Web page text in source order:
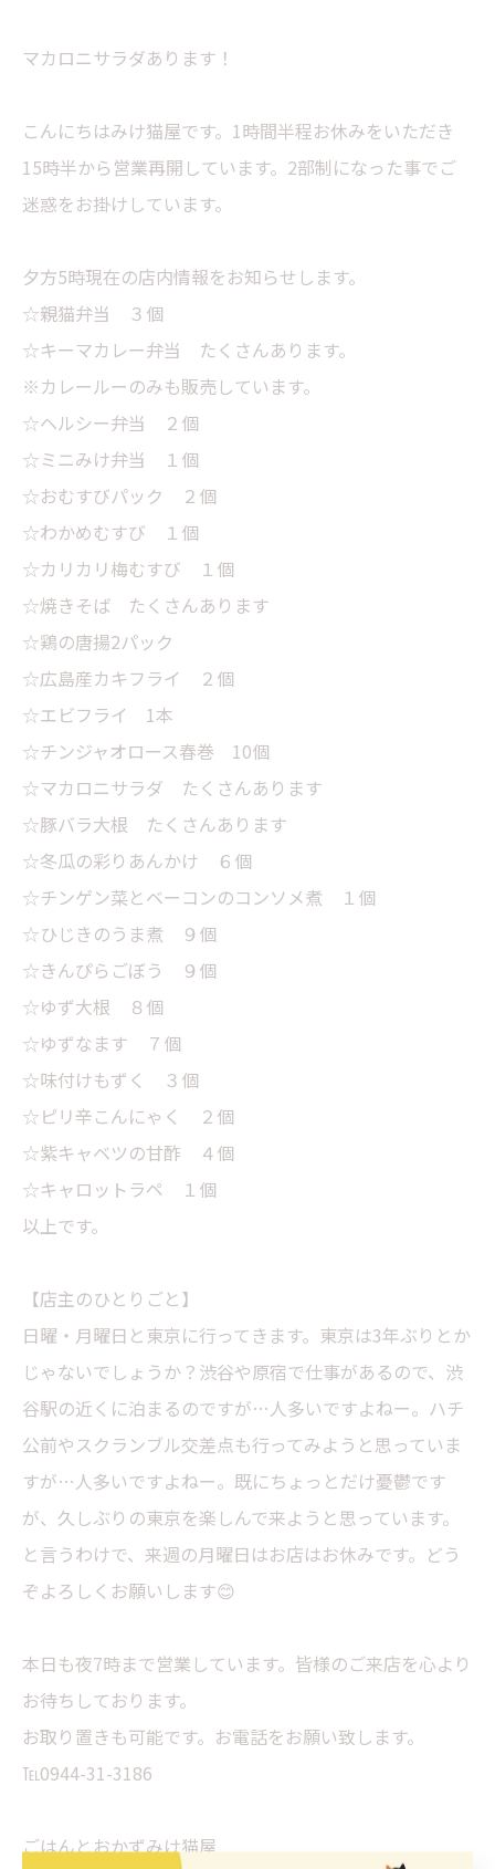
マカロニサラダあります！
こんにちはみけ猫屋です。1時間半程お休みをいただき
15時半から営業再開しています。2部制になった事でご
迷惑をお掛けしています。
夕方5時現在の店内情報をお知らせします。
☆親猫弁当 ３個
☆キーマカレー弁当 たくさんあります。
※カレールーのみも販売しています。
☆ヘルシー弁当 ２個
☆ミニみけ弁当 １個
☆おむすびパック ２個
☆わかめむすび １個
☆カリカリ梅むすび １個
☆焼きそば たくさんあります
☆鶏の唐揚2パック
☆広島産カキフライ ２個
☆エビフライ 1本
☆チンジャオロース春巻 10個
☆マカロニサラダ たくさんあります
☆豚バラ大根 たくさんあります
☆冬瓜の彩りあんかけ ６個
☆チンゲン菜とベーコンのコンソメ煮 １個
☆ひじきのうま煮 ９個
☆きんぴらごぼう ９個
☆ゆず大根 ８個
☆ゆずなます ７個
☆味付けもずく ３個
☆ピリ辛こんにゃく ２個
☆紫キャベツの甘酢 ４個
☆キャロットラペ １個
以上です。
【店主のひとりごと】
日曜・月曜日と東京に行ってきます。東京は3年ぶりとか
じゃないでしょうか？渋谷や原宿で仕事があるので、渋
谷駅の近くに泊まるのですが…人多いですよねー。ハチ
公前やスクランブル交差点も行ってみようと思っていま
すが…人多いですよねー。既にちょっとだけ憂鬱です
が、久しぶりの東京を楽しんで来ようと思っています。
と言うわけで、来週の月曜日はお店はお休みです。どう
ぞよろしくお願いします😊
本日も夜7時まで営業しています。皆様のご来店を心より
お待ちしております。
お取り置きも可能です。お電話をお願い致します。
℡0944-31-3186
ごはんとおかずみけ猫屋